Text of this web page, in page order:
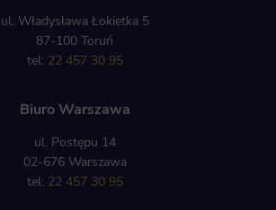
ul. Władysława Łokietka 5
87-100 Toruń
tel: 22 457 30 95
Biuro Warszawa
ul. Postępu 14
02-676 Warszawa
tel: 22 457 30 95